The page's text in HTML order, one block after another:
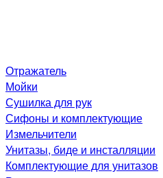
Отражатель
Мойки
Сушилка для рук
Сифоны и комплектующие
Измельчители
Унитазы, биде и инсталляции
Комплектующие для унитазов